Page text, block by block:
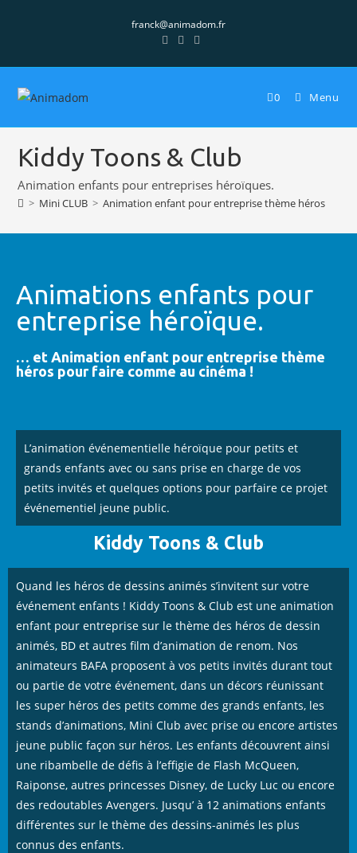
franck@animadom.fr
0 Menu
Kiddy Toons & Club
Animation enfants pour entreprises héroïques.
> Mini CLUB > Animation enfant pour entreprise thème héros
Animations enfants pour
entreprise héroïque.
… et Animation enfant pour entreprise thème
héros pour faire comme au cinéma !
L’animation événementielle héroïque pour petits et
grands enfants avec ou sans prise en charge de vos
petits invités et quelques options pour parfaire ce projet
événementiel jeune public.
Kiddy Toons & Club
Quand les héros de dessins animés s’invitent sur votre
événement enfants ! Kiddy Toons & Club est une animation
enfant pour entreprise sur le thème des héros de dessin
animés, BD et autres film d’animation de renom. Nos
animateurs BAFA proposent à vos petits invités durant tout
ou partie de votre événement, dans un décors réunissant
les super héros des petits comme des grands enfants, les
stands d’animations, Mini Club avec prise ou encore artistes
jeune public façon sur héros. Les enfants découvrent ainsi
une ribambelle de défis à l’effigie de Flash McQueen,
Raiponse, autres princesses Disney, de Lucky Luc ou encore
des redoutables Avengers. Jusqu’ à 12 animations enfants
différentes sur le thème des dessins-animés les plus
connus des enfants.